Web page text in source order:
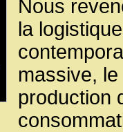
Nous
la
massive,
production